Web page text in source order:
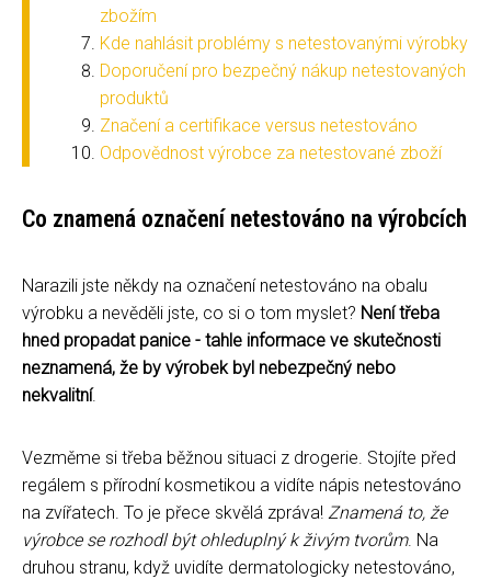
zbožím
Kde nahlásit problémy s netestovanými výrobky
Doporučení pro bezpečný nákup netestovaných
produktů
Značení a certifikace versus netestováno
Odpovědnost výrobce za netestované zboží
Co znamená označení netestováno na výrobcích
Narazili jste někdy na označení netestováno na obalu
výrobku a nevěděli jste, co si o tom myslet? Není třeba
hned propadat panice - tahle informace ve skutečnosti
neznamená, že by výrobek byl nebezpečný nebo
nekvalitní.
Vezměme si třeba běžnou situaci z drogerie. Stojíte před
regálem s přírodní kosmetikou a vidíte nápis netestováno
na zvířatech. To je přece skvělá zpráva! Znamená to, že
výrobce se rozhodl být ohleduplný k živým tvorům. Na
druhou stranu, když uvidíte dermatologicky netestováno,